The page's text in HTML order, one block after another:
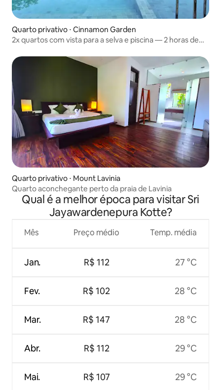
Quarto privativo ⋅ Cinnamon Garden
2x quartos com vista para a selva e piscina — 2 horas de
Quarto privativo ⋅ Mount Lavinia
Quarto aconchegante perto da praia de Lavinia
Qual é a melhor época para visitar Sri
Jayawardenepura Kotte?
Mês
Jan.
Fev.
Mar.
Abr.
Mai.
Preço médio
R$ 112
R$ 102
R$ 147
R$ 112
R$ 107
Temp. média
27 °C
28 °C
28 °C
29 °C
29 °C